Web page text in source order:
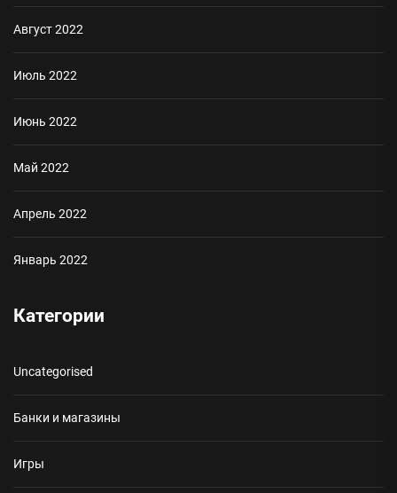
Август 2022
Июль 2022
Июнь 2022
Май 2022
Апрель 2022
Январь 2022
Категории
Uncategorised
Банки и магазины
Игры